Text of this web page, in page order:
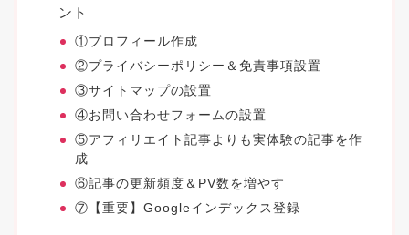
ント
①プロフィール作成
②プライバシーポリシー＆免責事項設置
③サイトマップの設置
④お問い合わせフォームの設置
⑤アフィリエイト記事よりも実体験の記事を作
成
⑥記事の更新頻度＆PV数を増やす
⑦【重要】Googleインデックス登録